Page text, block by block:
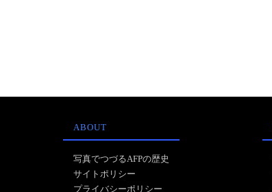
ABOUT
写真でつづるAFPの歴史
サイトポリシー
プライバシーポリシー